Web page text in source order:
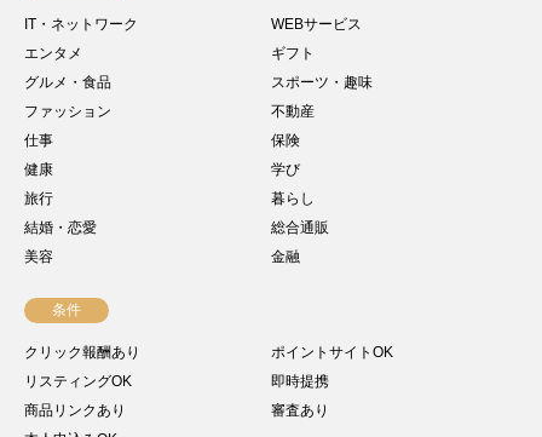
IT・ネットワーク
WEBサービス
エンタメ
ギフト
グルメ・食品
スポーツ・趣味
ファッション
不動産
仕事
保険
健康
学び
旅行
暮らし
結婚・恋愛
総合通販
美容
金融
条件
クリック報酬あり
ポイントサイトOK
リスティングOK
即時提携
商品リンクあり
審査あり